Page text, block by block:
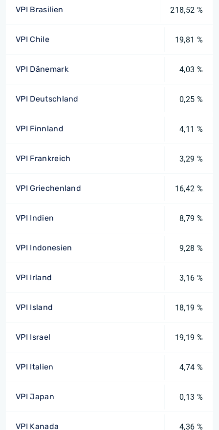
VPI Brasilien 218,52 %
VPI Chile 19,81 %
VPI Dänemark 4,03 %
VPI Deutschland 0,25 %
VPI Finnland 4,11 %
VPI Frankreich 3,29 %
VPI Griechenland 16,42 %
VPI Indien 8,79 %
VPI Indonesien 9,28 %
VPI Irland 3,16 %
VPI Island 18,19 %
VPI Israel 19,19 %
VPI Italien 4,74 %
VPI Japan 0,13 %
VPI Kanada 4,36 %